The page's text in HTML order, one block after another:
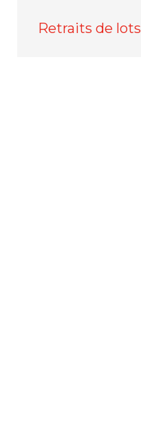
Retraits de lots